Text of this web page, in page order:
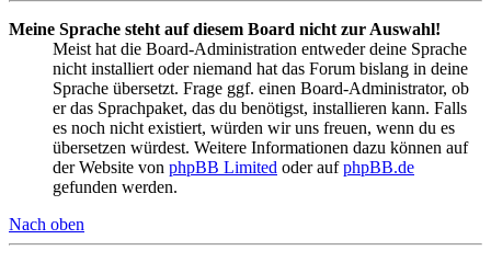
Meine Sprache steht auf diesem Board nicht zur Auswahl!
Meist hat die Board-Administration entweder deine Sprache
nicht installiert oder niemand hat das Forum bislang in deine
Sprache übersetzt. Frage ggf. einen Board-Administrator, ob
er das Sprachpaket, das du benötigst, installieren kann. Falls
es noch nicht existiert, würden wir uns freuen, wenn du es
übersetzen würdest. Weitere Informationen dazu können auf
der Website von phpBB Limited oder aufphpBB.de
gefunden werden.
Nach oben